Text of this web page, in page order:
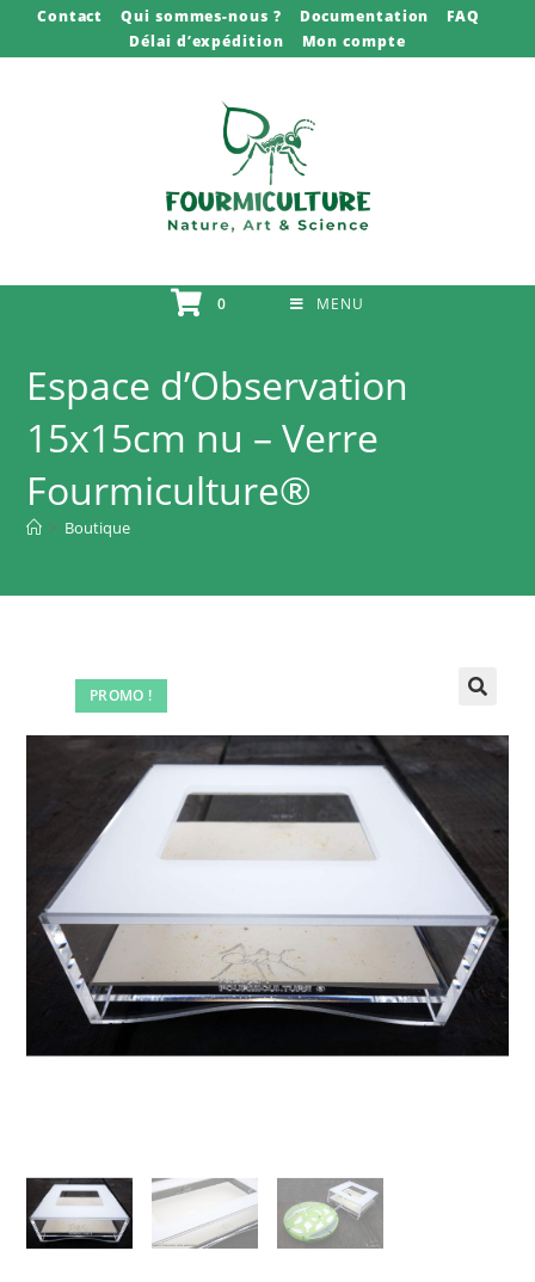
Contact Qui sommes-nous ? Documentation
FAQ
Délai d’expédition
Mon compte
0 MENU
Espace d’Observation
15x15cm nu – Verre
Fourmiculture®
> Boutique
PROMO !